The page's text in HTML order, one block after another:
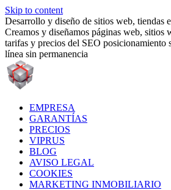
Skip to content
Desarrollo y diseño de sitios web, tiendas
Creamos y diseñamos páginas web, sitios
tarifas y precios del SEO posicionamiento
línea sin permanencia
EMPRESA
GARANTÍAS
PRECIOS
VIPRUS
BLOG
AVISO LEGAL
COOKIES
MARKETING INMOBILIARIO